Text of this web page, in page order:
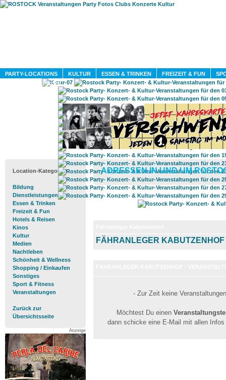
PARTY-LOCATIONS KULTUR ESSEN & TRINKEN FREIZEIT & FUN
DIENSTLEISTUNGEN
Location-Kategorien
Bildung
Dienstleistungen
Essen & Trinken
Freizeit & Fun
Hotels & Reisen
Kinos
Kultur
Medien
Nachtleben
Schönheit & Wellness
Shopping / Einkaufen
Sonstiges
Sport & Fitness
Veranstaltungen
Zurück zur
Übersichtsseite
Anzeige
ADRESSEN IN UND UM
FÄHRANLEGER KABUTZENHOF
- Zur Zeit keine
Möchtest Du einen
dann schicke eine E-Mail mit allen